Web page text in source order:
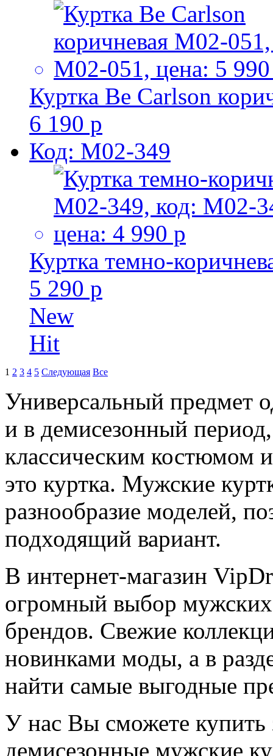
Куртка Be Сarlson
6 190 р
Код: M02-349
Куртка темно-
5 290 р
New
Hit
1 2 3 4 5 Следующая Все
Универсальный предмет
и в демисезонный
классическим костюмом
это куртка. Мужские
разнообразие моделей,
подходящий вариант.
В интернет-магазин
огромный выбор
брендов. Свежие
новинками моды, а в
найти самые выгодные
У нас Вы сможете купить
демисезонные мужские